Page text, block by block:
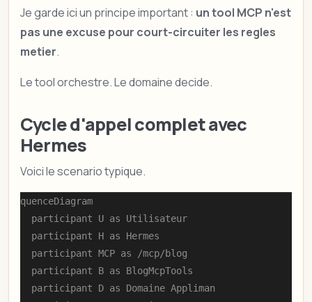
Je garde ici un principe important : un tool MCP n'est
pas une excuse pour court-circuiter les regles
metier.
Le tool orchestre. Le domaine decide.
Cycle d'appel complet avec
Hermes
Voici le scenario typique.
sequenceDiagram
    participant U as Utilisateur
    participant H as Hermes
    participant MCP as /mcp/blog
    participant B as BlogMcpTools
    participant D as Domaine Appliman